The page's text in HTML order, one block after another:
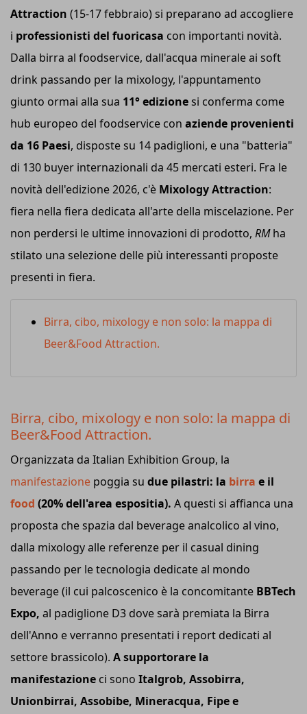
Attraction (15-17 febbraio) si preparano ad accogliere
i professionisti del fuoricasa con importanti novità.
Dalla birra al foodservice, dall'acqua minerale ai soft
drink passando per la mixology, l'appuntamento
giunto ormai alla sua 11° edizionesi conferma come
hub europeo del foodservice con aziende provenienti
da 16 Paesi, disposte su 14 padiglioni, e una "batteria"
di 130 buyer internazionali da 45 mercati esteri. Fra le
novità dell'edizione 2026, c'è Mixology Attraction:
fiera nella fiera dedicata all'arte della miscelazione. Per
non perdersi le ultime innovazioni di prodotto, RMha
stilato una selezione delle più interessanti proposte
presenti in fiera.
Birra, cibo, mixology e non solo: la mappa di
Beer&Food Attraction.
Birra, cibo, mixology e non solo: la mappa di
Beer&Food Attraction.
Organizzata da Italian Exhibition Group, la
manifestazione poggia su due pilastri: la birra e il
food (20% dell'area espositia). A questi si affianca una
proposta che spazia dal beverage analcolico al vino,
dalla mixology alle referenze per il casual dining
passando per le tecnologia dedicate al mondo
beverage (il cui palcoscenico è la concomitante BBTech
Expo, al padiglione D3 dove sarà premiata la Birra
dell'Anno e verranno presentati i report dedicati al
settore brassicolo). A supportorare la
manifestazione ci sono Italgrob, Assobirra,
Unionbirrai, Assobibe, Mineracqua, Fipe e